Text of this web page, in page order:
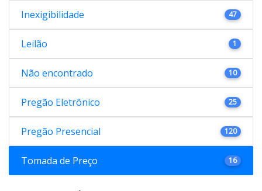
Inexigibilidade 47
Leilão 1
Não encontrado 10
Pregão Eletrônico 25
Pregão Presencial 120
Tomada de Preço 16